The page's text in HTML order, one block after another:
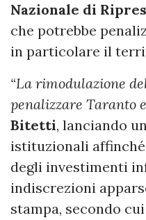
Nazionale di
che potrebbe
in particolare il
“La rimodulazione
penalizzare Taranto
Bitetti, lanciando
istituzionali
degli investimenti
indiscrezioni
stampa, secondo